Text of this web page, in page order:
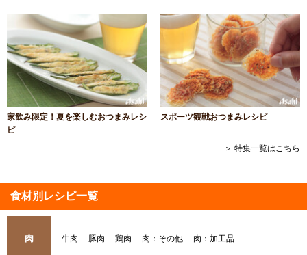
家飲み限定！夏を楽しむおつまみレシ
ピ
スポーツ観戦おつまみレシピ
＞ 特集一覧はこちら
食材別レシピ一覧
肉 牛肉 豚肉 鶏肉 肉：その他 肉：加工品